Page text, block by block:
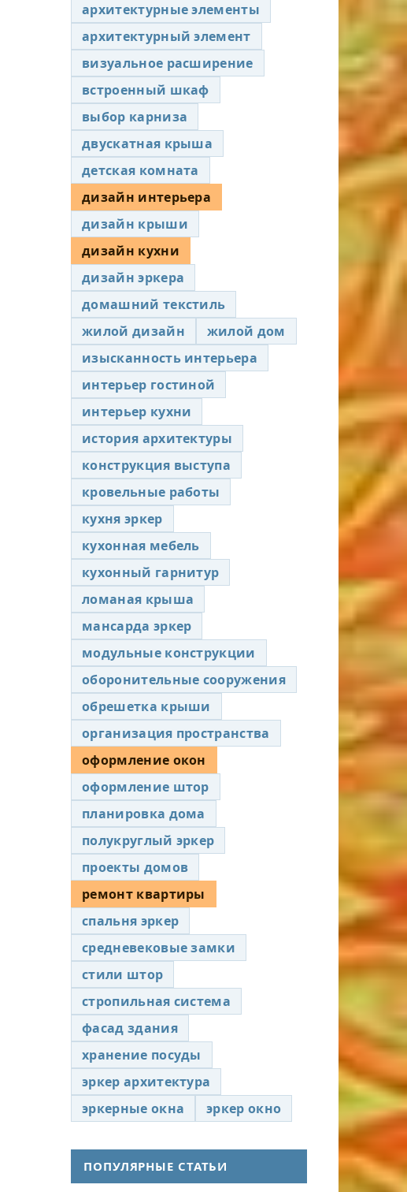
архитектурные элементы
архитектурный элемент
визуальное расширение
встроенный шкаф
выбор карниза
двускатная крыша
детская комната
дизайн интерьера
дизайн крыши
дизайн кухни
дизайн эркера
домашний текстиль
жилой дизайн
жилой дом
изысканность интерьера
интерьер гостиной
интерьер кухни
история архитектуры
конструкция выступа
кровельные работы
кухня эркер
кухонная мебель
кухонный гарнитур
ломаная крыша
мансарда эркер
модульные конструкции
оборонительные сооружения
обрешетка крыши
организация пространства
оформление окон
оформление штор
планировка дома
полукруглый эркер
проекты домов
ремонт квартиры
спальня эркер
средневековые замки
стили штор
стропильная система
фасад здания
хранение посуды
эркер архитектура
эркерные окна
эркер окно
ПОПУЛЯРНЫЕ СТАТЬИ